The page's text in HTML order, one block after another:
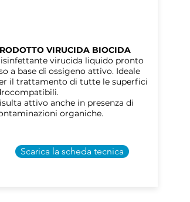
VIRUCIDA BIOCIDA
virucida liquido pronto
a base di ossigeno attivo. Ideale
il trattamento di tutte le superfici
attivo anche in presenza di
organiche.
Scarica la scheda tecnica